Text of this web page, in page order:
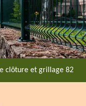
clôture et grillage 82